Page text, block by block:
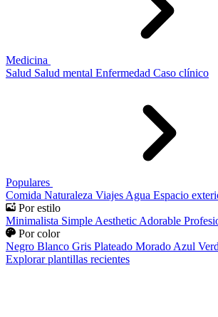
Medicina
Salud Salud mental Enfermedad Caso clínico
Populares
Comida Naturaleza Viajes Agua Espacio
Por estilo
Minimalista Simple Aesthetic Adorable
Por color
Negro Blanco Gris Plateado Morado Azul
Explorar plantillas recientes